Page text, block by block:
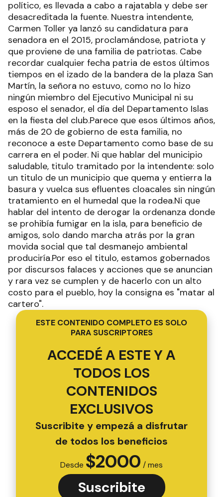
político, es llevada a cabo a rajatabla y debe ser
desacreditada la fuente. Nuestra intendente,
Carmen Toller ya lanzó su candidatura para
senadora en el 2015, proclamándose, patriota y
que proviene de una familia de patriotas. Cabe
recordar cualquier fecha patria de estos últimos
tiempos en el izado de la bandera de la plaza San
Martín, la señora no estuvo, como no lo hizo
ningún miembro del Ejecutivo Municipal ni su
esposo el senador, el día del Departamento Islas
en la fiesta del club.Parece que esos últimos años,
más de 20 de gobierno de esta familia, no
reconoce a este Departamento como base de su
carrera en el poder. Ni que hablar del municipio
saludable, titulo tramitado por la intendente: solo
un titulo de un municipio que quema y entierra la
basura y vuelca sus efluentes cloacales sin ningún
tratamiento en el humedal que la rodea.Ni que
hablar del intento de derogar la ordenanza donde
se prohibía fumigar en la isla, para beneficio de
amigos, solo dando marcha atrás por la gran
movida social que tal desmanejo ambiental
produciría.Por eso el titulo, estamos gobernados
por discursos falaces y acciones que se anuncian
y rara vez se cumplen y de hacerlo con un alto
costo para el pueblo, hoy la consigna es "matar al
cartero".
ESTE CONTENIDO COMPLETO ES SOLO
PARA SUSCRIPTORES
ACCEDÉ A ESTE Y A
TODOS LOS
CONTENIDOS
EXCLUSIVOS
Suscribite y empezá a disfrutar
de todos los beneficios
Desde $2000 / mes
Suscribite